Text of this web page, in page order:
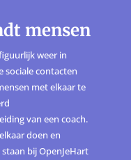
mensen
weer in
sociale contacten
met elkaar te
van een coach.
doen en
bij OpenJeHart